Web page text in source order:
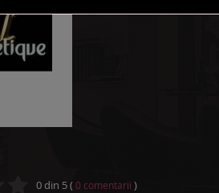
0din 5( 0 comentarii )